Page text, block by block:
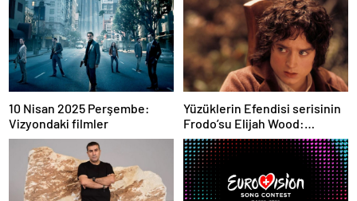
10 Nisan 2025 Perşembe:
Vizyondaki filmler
Yüzüklerin Efendisi serisinin
Frodo’su Elijah Wood:
Filmlerde yüksek paralar
kazanmadım